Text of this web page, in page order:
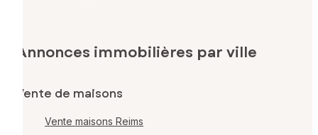
Annonces immobilières par ville
Vente de maisons
Vente maisons Reims